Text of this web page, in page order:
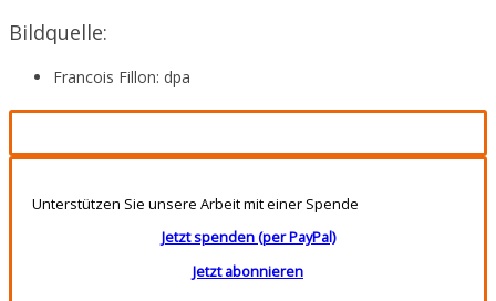
Bildquelle:
Francois Fillon: dpa
Unterstützen Sie unsere Arbeit mit einer Spende
Jetzt spenden (per PayPal)
Jetzt abonnieren